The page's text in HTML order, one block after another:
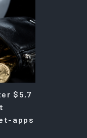
$5,7
apps